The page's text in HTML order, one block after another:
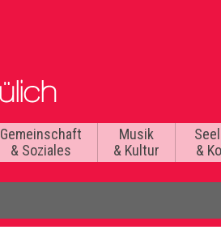
Gemeinschaft
& Soziales
Musik
& Kultur
&